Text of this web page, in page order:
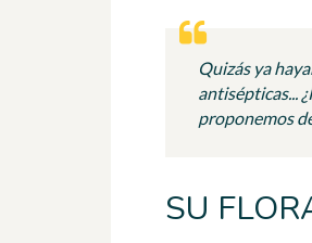
Quizás ya
antisépticas...
proponemos
SU